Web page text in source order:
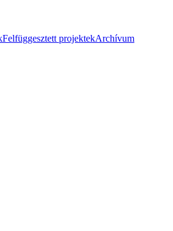
Felfüggesztett projektekArchívum